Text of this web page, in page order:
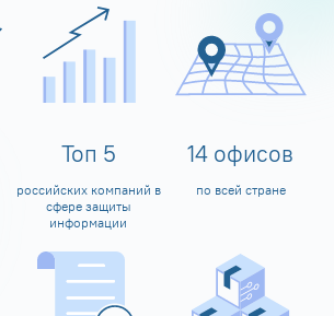
Топ 5
российских компаний в
сфере защиты
информации
14 офисов
по всей стране